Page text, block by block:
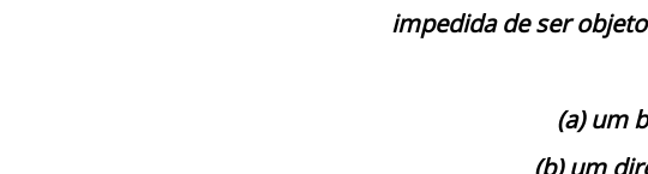
impedida de ser
(a) um
(b) um